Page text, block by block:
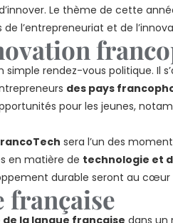
Le thème de cette
l’entrepreneuriat et de
simple rendez-vous politique. Il
des pays
pour les jeunes,
sera l’un des
en matière de technologie et
durable seront au cœur
française
de la langue française dans un